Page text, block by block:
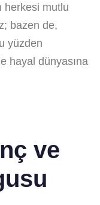
herkesi mutlu
bazen de,
yüzden
hayal dünyasına
ve